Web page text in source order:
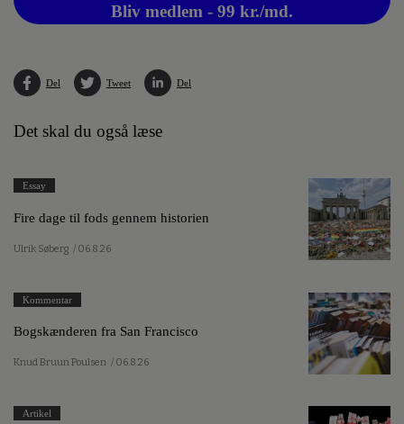
Bliv medlem - 99 kr./md.
Del Tweet Del
Det skal du også læse
Essay
Fire dage til fods gennem historien
Ulrik Søberg / 06.8.26
Kommentar
Bogskænderen fra San Francisco
Knud Bruun Poulsen / 06.8.26
Artikel